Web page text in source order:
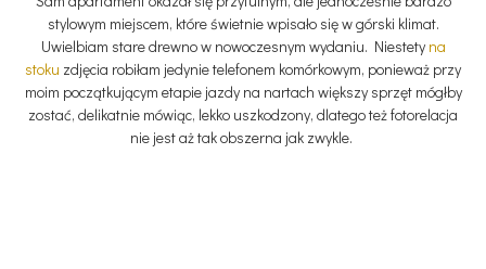
stylowym miejscem, które świetnie wpisało się w górski klimat.
Uwielbiam stare drewno w nowoczesnym wydaniu. Niestety na
stoku zdjęcia robiłam jedynie telefonem komórkowym, ponieważ przy
moim początkującym etapie jazdy na nartach większy sprzęt mógłby
zostać, delikatnie mówiąc, lekko uszkodzony, dlatego też fotorelacja
nie jest aż tak obszerna jak zwykle.